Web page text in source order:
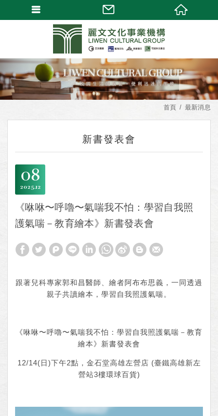
首頁 最新消息
新書發表會
08
12
2025
《咻咻〜呼嚕〜氣喘我不怕：學習自我照
護氣喘－教育繪本》新書發表會
跟著兒科專家郭和昌醫師、繪者阿布布思義，一同透過
親子共讀繪本，學習自我照護氣喘。
《咻咻〜呼嚕〜氣喘我不怕：學習自我照護氣喘－教育
繪本》新書發表會
12/14(日)下午2點，金石堂高雄左營店 (臺鐵高雄新左
營站3樓環球百貨)